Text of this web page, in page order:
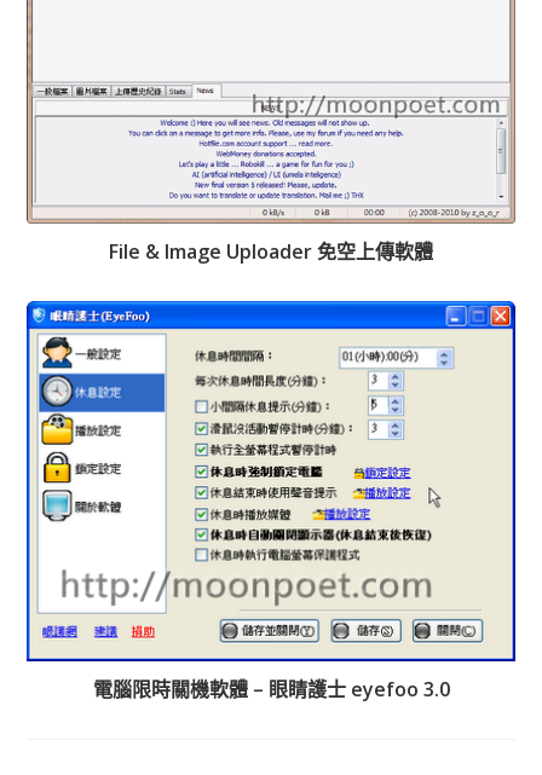
File & Image Uploader 免空上傳軟體
電腦限時關機軟體 – 眼睛護士 eyefoo 3.0